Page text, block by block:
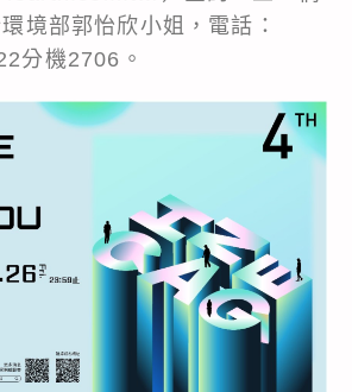
境部郭怡欣小姐，電話：
分機2706。